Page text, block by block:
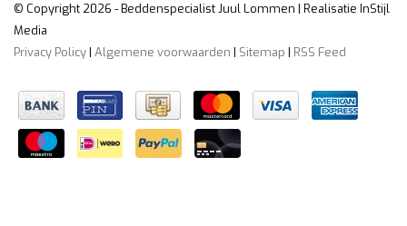
© Copyright 2026 - Beddenspecialist Juul Lommen | Realisatie InStijl
Media
Privacy Policy| Algemene voorwaarden | Sitemap | RSS Feed